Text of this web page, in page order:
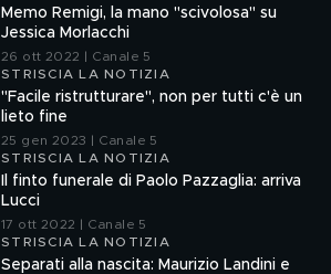
Memo Remigi, la mano "scivolosa" su
Jessica Morlacchi
26 ott 2022 | Canale 5
STRISCIA LA NOTIZIA
"Facile ristrutturare", non per tutti c'è un
lieto fine
25 gen 2023 | Canale 5
STRISCIA LA NOTIZIA
Il finto funerale di Paolo Pazzaglia: arriva
Lucci
17 ott 2022 | Canale 5
STRISCIA LA NOTIZIA
Separati alla nascita: Maurizio Landini e